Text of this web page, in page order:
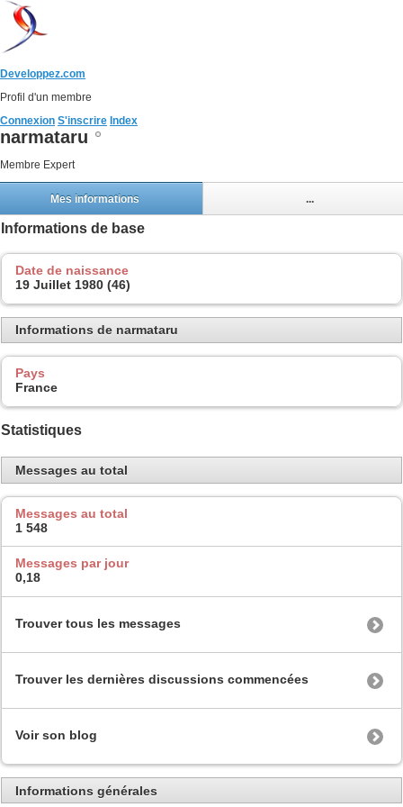
Developpez.com
Profil d'un membre
Connexion S'inscrire Index
narmataru
Membre Expert
Mes informations ...
Informations de base
Date de naissance
19 Juillet 1980 (46)
Informations de narmataru
Pays
France
Statistiques
Messages au total
Messages au total
1 548
Messages par jour
0,18
Trouver tous les messages
Trouver les dernières discussions commencées
Voir son blog
Informations générales